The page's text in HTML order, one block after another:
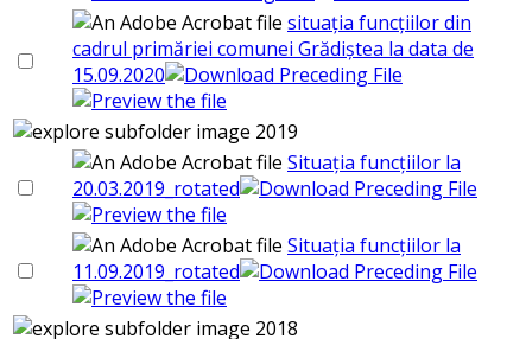
situația funcțiilor din
cadrul primăriei comunei Grădiștea la data de
15.09.2020
2019
Situația funcțiilor la
20.03.2019_rotated
Situația funcțiilor la
11.09.2019_rotated
2018